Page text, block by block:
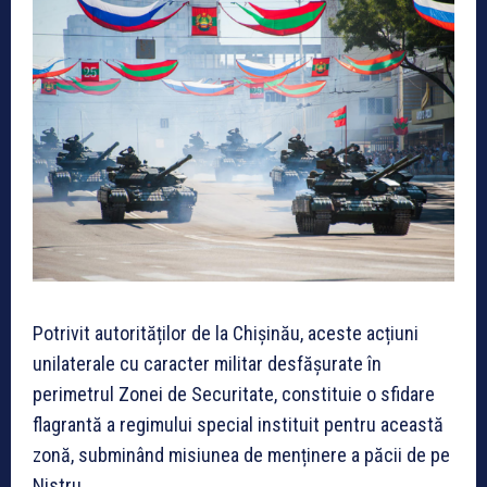
Potrivit autorităților de la Chișinău, aceste acțiuni
unilaterale cu caracter militar desfășurate în
perimetrul Zonei de Securitate, constituie o sfidare
flagrantă a regimului special instituit pentru această
zonă, subminând misiunea de menținere a păcii de pe